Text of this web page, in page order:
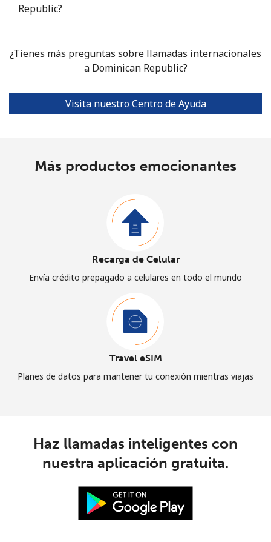
Republic?
¿Tienes más preguntas sobre llamadas internacionales
a Dominican Republic?
Visita nuestro Centro de Ayuda
Más productos emocionantes
Recarga de Celular
Envía crédito prepagado a celulares en todo el mundo
Travel eSIM
Planes de datos para mantener tu conexión mientras viajas
Haz llamadas inteligentes con
nuestra aplicación gratuita.